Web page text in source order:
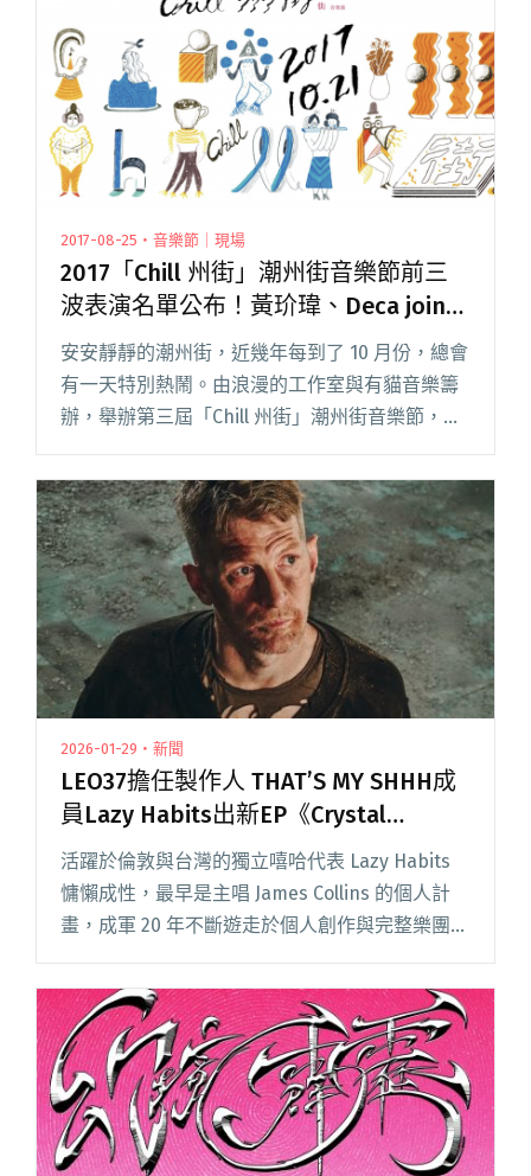
2017-08-25・音樂節｜現場
2017「Chill 州街」潮州街音樂節前三
波表演名單公布！黃玠瑋、Deca joins
確定參演
安安靜靜的潮州街，近幾年每到了 10 月份，總會
有一天特別熱鬧。由浪漫的工作室與有貓音樂籌
辦，舉辦第三屆「Chill 州街」潮州街音樂節，近
日公布第三波表演名單，目前共計 9 組音樂人確
定參與演出！ 2017 「Chill 州街」潮州街音樂閱
讀全文 "2017「Chill 州街」潮州街音樂節前三波
表演名單公布！黃玠瑋、Deca joins確定參演"
2026-01-29・新聞
LEO37擔任製作人 THAT’S MY SHHH成
員Lazy Habits出新EP《Crystal
Coastlines》
活躍於倫敦與台灣的獨立嘻哈代表 Lazy Habits
慵懶成性，最早是主唱 James Collins 的個人計
畫，成軍 20 年不斷遊走於個人創作與完整樂團編
出能量，並以管弦樂、厚重節奏與濃烈的閱讀全
文 "LEO37擔任製作人 THAT’S MY SHHH成員Lazy
Habits出新EP《Crystal Coastlines》"